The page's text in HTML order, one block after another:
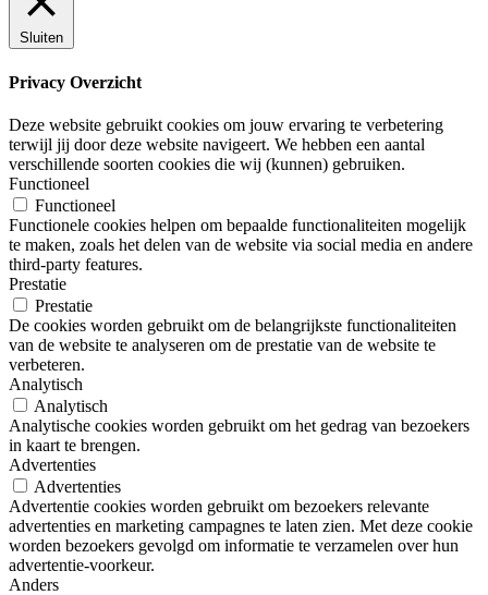
Sluiten
Privacy Overzicht
Deze website gebruikt cookies om jouw ervaring te verbetering
terwijl jij door deze website navigeert. We hebben een aantal
verschillende soorten cookies die wij (kunnen) gebruiken.
Functioneel
Functioneel
Functionele cookies helpen om bepaalde functionaliteiten mogelijk
te maken, zoals het delen van de website via social media en andere
third-party features.
Prestatie
Prestatie
De cookies worden gebruikt om de belangrijkste functionaliteiten
van de website te analyseren om de prestatie van de website te
verbeteren.
Analytisch
Analytisch
Analytische cookies worden gebruikt om het gedrag van bezoekers
in kaart te brengen.
Advertenties
Advertenties
Advertentie cookies worden gebruikt om bezoekers relevante
advertenties en marketing campagnes te laten zien. Met deze cookie
worden bezoekers gevolgd om informatie te verzamelen over hun
advertentie-voorkeur.
Anders